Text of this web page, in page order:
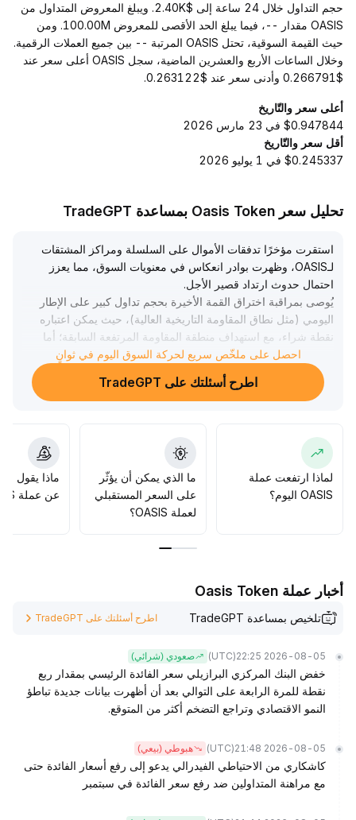
حجم التداول خلال 24 ساعة إلى $2.40K. ويبلغ المعروض المتداول من
OASIS مقدار --، فيما يبلغ الحد الأقصى للمعروض 100.00M. ومن
حيث القيمة السوقية، تحتل OASIS المرتبة -- بين جميع العملات الرقمية.
وخلال الساعات الأربع والعشرين الماضية، سجل OASIS أعلى سعر عند
$0.266791 وأدنى سعر عند $0.263122.
أعلى سعر والتّاريخ
$0.947844 في 23 مارس 2026
أقل سعر والتّاريخ
$0.245337 في 1 يوليو 2026
تحليل سعر Oasis Token بمساعدة TradeGPT
استقرت مؤخرًا تدفقات الأموال على السلسلة ومراكز المشتقات
لـOASIS، وظهرت بوادر انعكاس في معنويات السوق، مما يعزز
احتمال حدوث ارتداد قصير الأجل.
يُوصى بمراقبة اختراق القمة الأخيرة بحجم تداول كبير على الإطار
اليومي (مثل نطاق المقاومة التاريخية العالية)، حيث يمكن اعتباره
نقطة شراء، مع استهداف منطقة المقاومة المرتفعة السابقة؛ أما
إذا تراجع السعر وكسر الدعم الرئيسي (مثل منطقة تركز التداول
الأخيرة)، فيجب وقف الخسارة بسرعة
يجب الحذر من التقلبات في المعنويات والمفاجآت السلبية،
بكفاءة.
احصل على ملخّص سريع لحركة السوق اليوم في ثوانٍ
اطرح أسئلتك على TradeGPT
لماذا ارتفعت عملة
OASIS اليوم؟
ما الذي يمكن أن يؤثّر
على السعر المستقبلي
لعملة OASIS؟
ماذا يقول
عن عملة OASIS؟
أخبار عملة Oasis Token
تلخيص بمساعدة TradeGPT اطرح أسئلتك على TradeGPT
2026-08-05 22:25
(UTC) صعودي (شرائي)
خفض البنك المركزي البرازيلي سعر الفائدة الرئيسي بمقدار ربع
نقطة للمرة الرابعة على التوالي بعد أن أظهرت بيانات جديدة تباطؤ
النمو الاقتصادي وتراجع التضخم أكثر من المتوقع.
2026-08-05 21:48
(UTC) هبوطي (بيعي)
كاشكاري من الاحتياطي الفيدرالي يدعو إلى رفع أسعار الفائدة حتى
مع مراهنة المتداولين ضد رفع سعر الفائدة في سبتمبر